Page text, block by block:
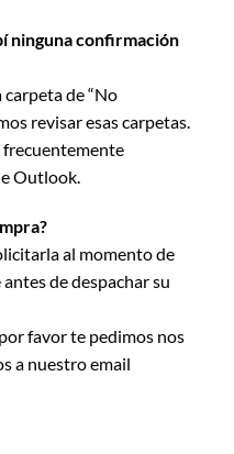
ninguna confirmación
carpeta de “No
revisar esas carpetas.
frecuentemente
Outlook.
al momento de
de despachar su
favor te pedimos nos
a nuestro email